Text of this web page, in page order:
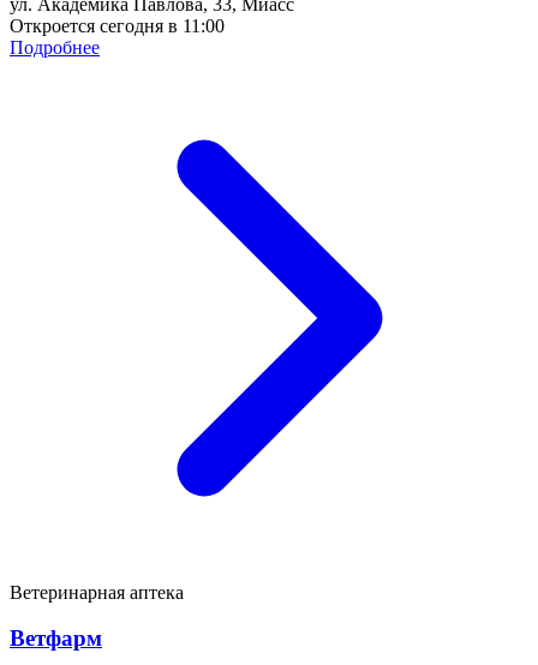
Откроется сегодня в 11:00
Подробнее
Ветеринарная аптека
Ветфарм